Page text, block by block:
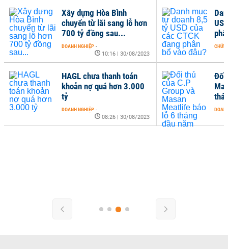
Đối
Xây dựng Hòa Bình
chuyển từ lãi sang lỗ hơn
700 tỷ đồng sau...
DOANH NGHIỆP -
10:16 | 30/08/2023
HAGL chưa thanh toán
khoản nợ quá hơn 3.000
tỷ
DOANH NGHIỆP -
08:26 | 30/08/2023